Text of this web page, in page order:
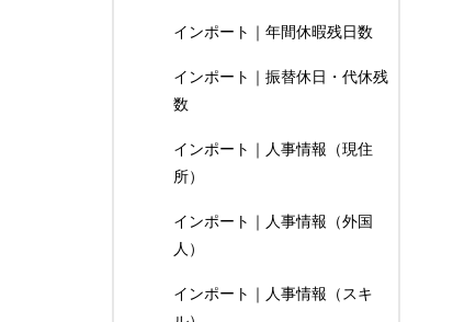
インポート｜年間休暇残日数
インポート｜振替休日・代休残
数
インポート｜人事情報（現住
所）
インポート｜人事情報（外国
人）
インポート｜人事情報（スキ